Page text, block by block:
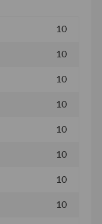
10
10
10
10
10
10
10
10